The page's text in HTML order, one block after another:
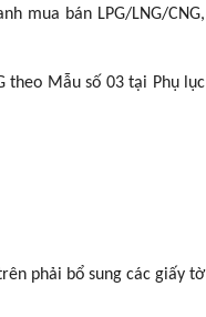
mua bán LPG/LNG/CNG,
theo Mẫu số 03 tại Phụ lục
phải bổ sung các giấy tờ